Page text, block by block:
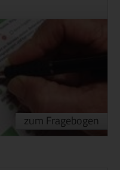
zum Fragebogen